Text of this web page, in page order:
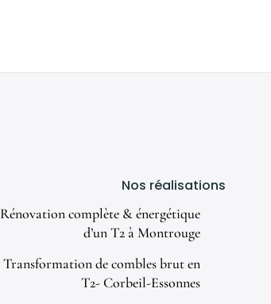
Nos réalisations
Rénovation complète & énergétique
d’un T2 à Montrouge
Transformation de combles brut en
T2- Corbeil-Essonnes